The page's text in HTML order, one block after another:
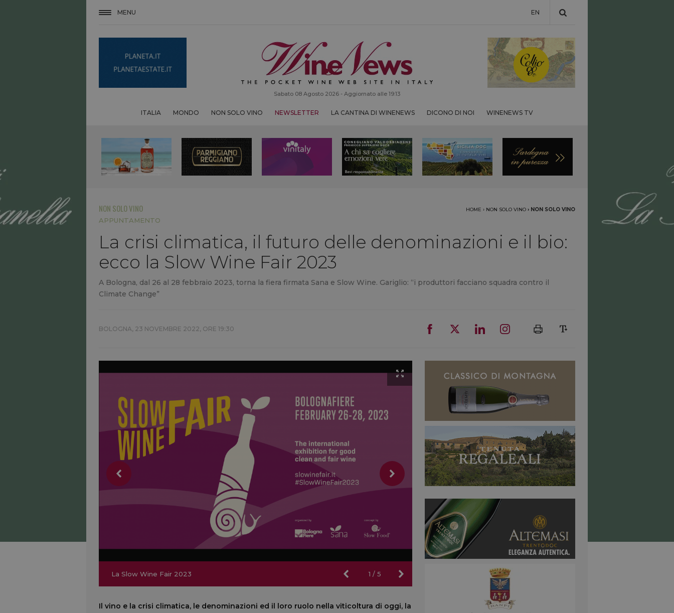
MENU EN
Sabato 08 Agosto 2026 - Aggiornato alle 19:13
ITALIA MONDO NON SOLO VINO NEWSLETTER LA CANTINA DI WINENEWS DICONO DI NOI WINENEWS TV
NON SOLO VINO HOME › NON SOLO VINO › NON SOLO VINO
APPUNTAMENTO
La crisi climatica, il futuro delle denominazioni e il bio:
ecco la Slow Wine Fair 2023
A Bologna, dal 26 al 28 febbraio 2023, torna la fiera firmata Sana e Slow Wine. Gariglio: “i produttori facciano squadra contro il
Climate Change”
BOLOGNA, 23 NOVEMBRE 2022, ORE 19:30
1 / 5
La Slow Wine Fair 2023
La Slow Wine Fair 2023
Il vino e la crisi climatica, le denominazioni ed il loro ruolo nella viticoltura di oggi, la